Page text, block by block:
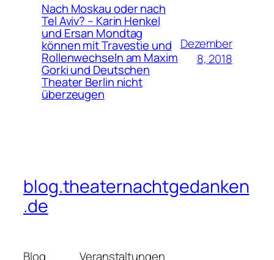
Nach Moskau oder nach
Tel Aviv? – Karin Henkel
und Ersan Mondtag
können mit Travestie und
Rollenwechseln am Maxim
Gorki und Deutschen
Theater Berlin nicht
überzeugen
Dezember
8, 2018
blog.theaternachtgedanken
.de
Blog Veranstaltungen